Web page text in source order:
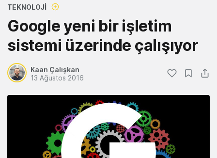
TEKNOLOJI
Google yeni bir işletim
sistemi üzerinde çalışıyor
Kaan Çalışkan
13 Ağustos 2016